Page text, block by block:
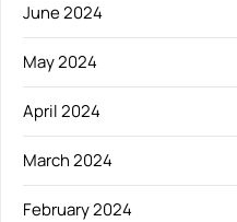
June 2024
May 2024
April 2024
March 2024
February 2024